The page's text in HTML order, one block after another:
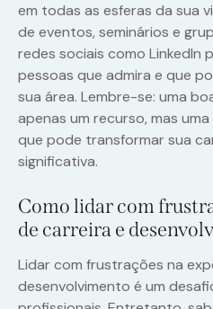
em todas as esferas da sua
de eventos, seminários e
redes sociais como LinkedIn
pessoas que admira e que
sua área. Lembre-se: uma
apenas um recurso, mas
que pode transformar sua
significativa.
Como lidar com
de carreira e
Lidar com frustrações na
desenvolvimento é um